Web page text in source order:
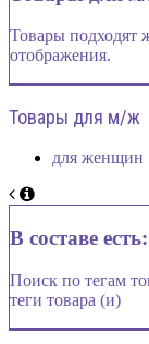
Товары подходят
отображения.
Товары для м/ж
для женщин
В составе есть:
Поиск по тегам
теги товара (и)